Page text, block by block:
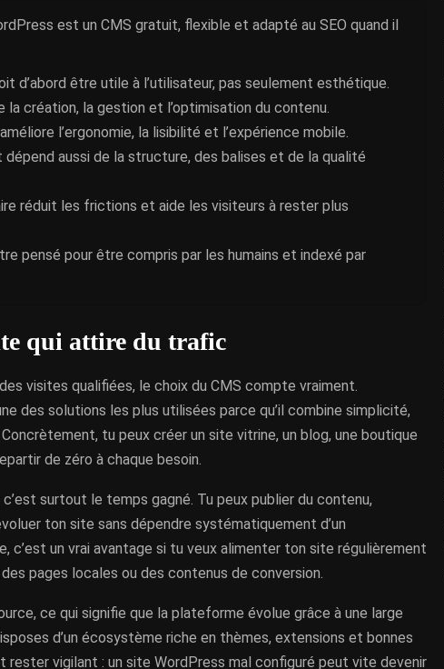
est un CMS gratuit, flexible et adapté au SEO quand il
d’abord être utile à l’utilisateur, pas seulement esthétique.
création, la gestion et l’optimisation du contenu.
l’ergonomie, la lisibilité et l’expérience mobile.
aussi de la structure, des balises et de la qualité
réduit les frictions et aide les visiteurs à rester plus
pensé pour être compris par les humains et indexé par
qui attire du trafic
visites qualifiées, le choix du CMS compte vraiment.
des solutions les plus utilisées parce qu’il combine simplicité,
tu peux créer un site vitrine, un blog, une boutique
de zéro à chaque besoin.
surtout le temps gagné. Tu peux publier du contenu,
ton site sans dépendre systématiquement d’un
c’est un vrai avantage si tu veux alimenter ton site régulièrement
pages locales ou des contenus de conversion.
ce qui signifie que la plateforme évolue grâce à une large
d’un écosystème riche en thèmes, extensions et bonnes
rester vigilant : un site WordPress mal configuré peut vite devenir